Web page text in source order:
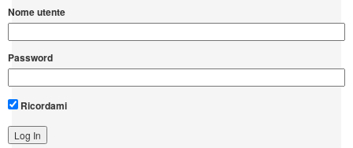
Nome utente
Password
Ricordami